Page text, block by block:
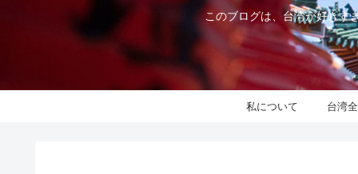
このブログは、台湾が好きす
私について 台湾